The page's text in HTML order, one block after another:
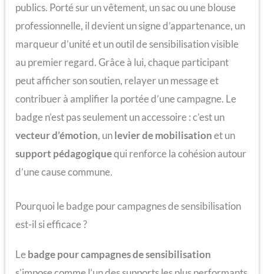
publics. Porté sur un vêtement, un sac ou une blouse
professionnelle, il devient un signe d’appartenance, un
marqueur d’unité et un outil de sensibilisation visible
au premier regard. Grâce à lui, chaque participant
peut afficher son soutien, relayer un message et
contribuer à amplifier la portée d’une campagne. Le
badge n’est pas seulement un accessoire : c’est un
vecteur d’émotion, unlevier de mobilisationet un
support pédagogiquequi renforce la cohésion autour
d’une cause commune.
Pourquoi le badge pour campagnes de sensibilisation
est-il si efficace ?
Lebadge pour campagnes de sensibilisation